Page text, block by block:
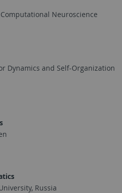
Neuroscience
Dynamics and Self-Organization
Russia